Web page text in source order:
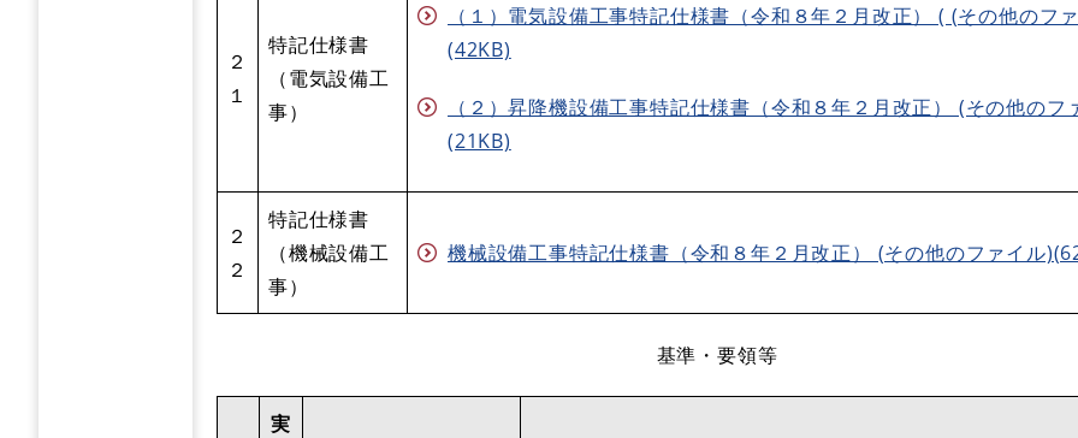
２
１
特記仕様書
（電気設備工
事）
（１）電気設備工事特記仕様書（令和８年２月改正） ( (その他のフ
(42KB)
（２）昇降機設備工事特記仕様書（令和８年２月改正） (その他のフ
(21KB)
２
２
特記仕様書
（機械設備工
事）
機械設備工事特記仕様書（令和８年２月改正） (その他のファイル
基準・要領等
実